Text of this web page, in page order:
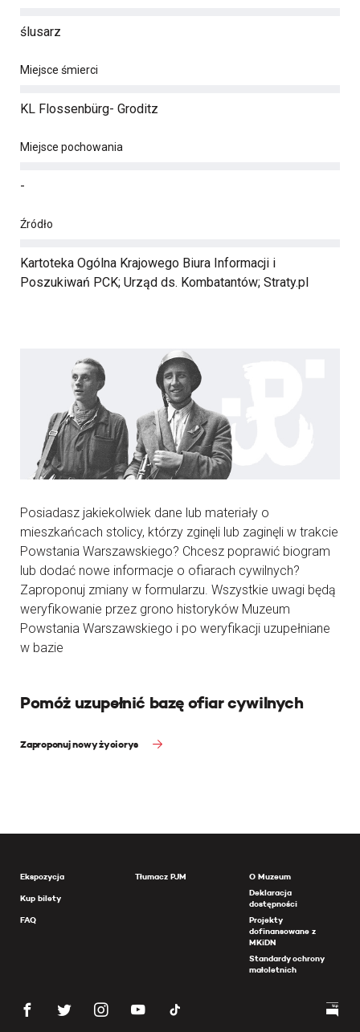
ślusarz
Miejsce śmierci
KL Flossenbürg- Groditz
Miejsce pochowania
-
Źródło
Kartoteka Ogólna Krajowego Biura Informacji i
Poszukiwań PCK; Urząd ds. Kombatantów; Straty.pl
Posiadasz jakiekolwiek dane lub materiały o
mieszkańcach stolicy, którzy zginęli lub zaginęli w trakcie
Powstania Warszawskiego? Chcesz poprawić biogram
lub dodać nowe informacje o ofiarach cywilnych?
Zaproponuj zmiany w formularzu. Wszystkie uwagi będą
weryfikowanie przez grono historyków Muzeum
Powstania Warszawskiego i po weryfikacji uzupełniane
w bazie
Pomóż uzupełnić bazę ofiar cywilnych
Zaproponuj nowy życiorys
Ekspozycja
Kup bilety
FAQ
Tłumacz PJM
O Muzeum
Deklaracja
dostępności
Projekty
dofinansowane z
MKiDN
Standardy ochrony
małoletnich